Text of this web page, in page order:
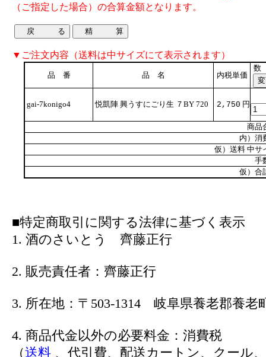
（ご指定した場合）の合算金額となります。
▼ご注文内容（送料は中サイズにて表示されます）
品 番 品 名 内税単価
数
gai-7konigo4 悦凱陣 興うすにごり生 ７BY 720 2,750 円
商品
内）消
仮）送料 中サ
手
仮）合
■特定商取引に関する法律に基づく表示
1. 酒のさいとう 齊藤正行
2. 販売責任者：齊藤正行
3. 所在地：〒503-1314 岐阜県養老郡養老
4. 商品代金以外の必要料金：消費税
（送料 、代引費、配送カートン、クール